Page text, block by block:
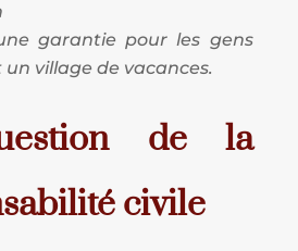
garantie pour les gens
village de vacances.
de la
civile